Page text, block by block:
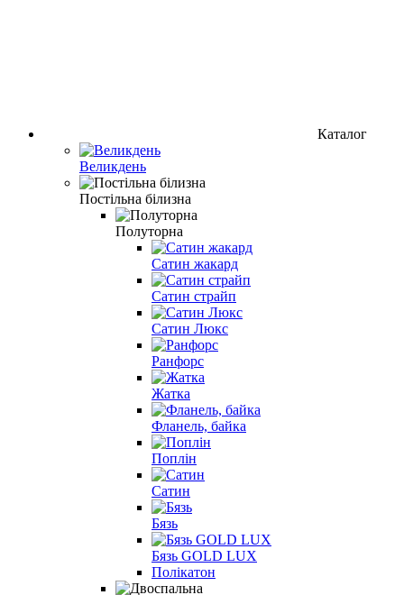
Каталог
Великдень
Постільна білизна
Полуторна
Сатин жакард
Сатин страйп
Сатин Люкс
Ранфорс
Жатка
Фланель, байка
Поплін
Сатин
Бязь
Бязь GOLD LUX
Полікатон